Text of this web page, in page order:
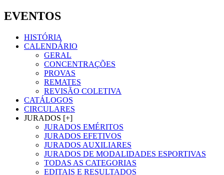
EVENTOS
HISTÓRIA
CALENDÁRIO
GERAL
CONCENTRAÇÕES
PROVAS
REMATES
REVISÃO COLETIVA
CATÁLOGOS
CIRCULARES
JURADOS [+]
JURADOS EMÉRITOS
JURADOS EFETIVOS
JURADOS AUXILIARES
JURADOS DE MODALIDADES ESPORTIVAS
TODAS AS CATEGORIAS
EDITAIS E RESULTADOS